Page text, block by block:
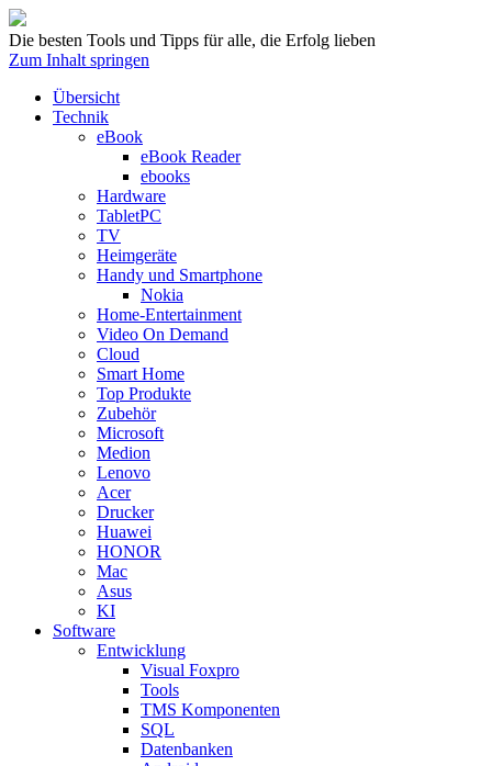
Die besten Tools und Tipps für alle, die Erfolg lieben
Zum Inhalt springen
Übersicht
Technik
eBook
eBook Reader
ebooks
Hardware
TabletPC
TV
Heimgeräte
Handy und Smartphone
Nokia
Home-Entertainment
Video On Demand
Cloud
Smart Home
Top Produkte
Zubehör
Microsoft
Medion
Lenovo
Acer
Drucker
Huawei
HONOR
Mac
Asus
KI
Software
Entwicklung
Visual Foxpro
Tools
TMS Komponenten
SQL
Datenbanken